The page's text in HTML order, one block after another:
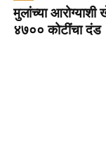
मुलांच्या आरोग्याशी
४७०० कोटींचा दंड